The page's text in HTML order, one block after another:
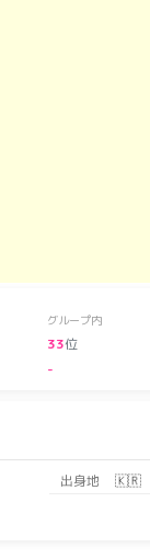
グループ内
33位
-
出身地
🇰🇷